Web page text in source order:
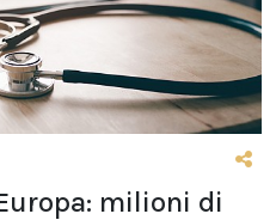
milioni di